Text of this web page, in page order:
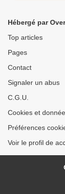
Hébergé par
Top articles
Pages
Contact
Signaler un abus
C.G.U.
Cookies et
Préférences
Voir le profil de